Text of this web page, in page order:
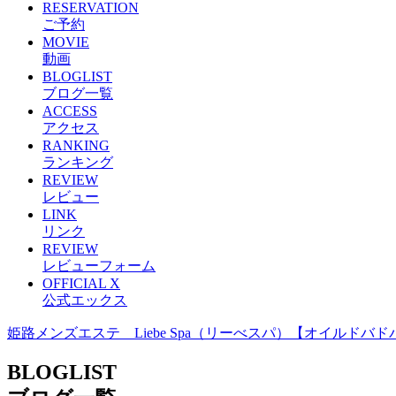
RESERVATION
ご予約
MOVIE
動画
BLOGLIST
ブログ一覧
ACCESS
アクセス
RANKING
ランキング
REVIEW
レビュー
LINK
リンク
REVIEW
レビューフォーム
OFFICIAL X
公式エックス
姫路メンズエステ Liebe Spa（リーべスパ）【オイルドバド
BLOGLIST